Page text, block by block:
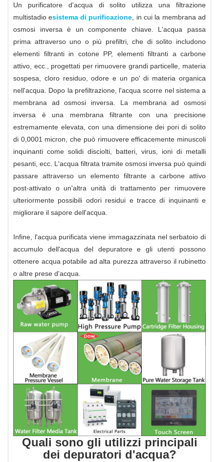
Un purificatore d'acqua di solito utilizza una filtrazione
multistadio esistema di purificazione , in cui la membrana ad
osmosi inversa è un componente chiave. L'acqua passa
prima attraverso uno o più prefiltri, che di solito includono
elementi filtranti in cotone PP, elementi filtranti a carbone
attivo, ecc., progettati per rimuovere grandi particelle, materia
sospesa, cloro residuo, odore e un po' di materia organica
nell'acqua. Dopo la prefiltrazione, l'acqua scorre nel sistema a
membrana ad osmosi inversa. La membrana ad osmosi
inversa è una membrana filtrante con una precisione
estremamente elevata, con una dimensione dei pori di solito
di 0,0001 micron, che può rimuovere efficacemente minuscoli
inquinanti come solidi disciolti, batteri, virus, ioni di metalli
pesanti, ecc. L'acqua filtrata tramite osmosi inversa può quindi
passare attraverso un elemento filtrante a carbone attivo
post-attivato o un'altra unità di trattamento per rimuovere
ulteriormente possibili odori residui e tracce di inquinanti e
migliorare il sapore dell'acqua.
Infine, l'acqua purificata viene immagazzinata nel serbatoio di
accumulo dell'acqua del depuratore e gli utenti possono
ottenere acqua potabile ad alta purezza attraverso il rubinetto
o altre prese d'acqua.
Quali sono gli utilizzi principali
dei depuratori d'acqua?